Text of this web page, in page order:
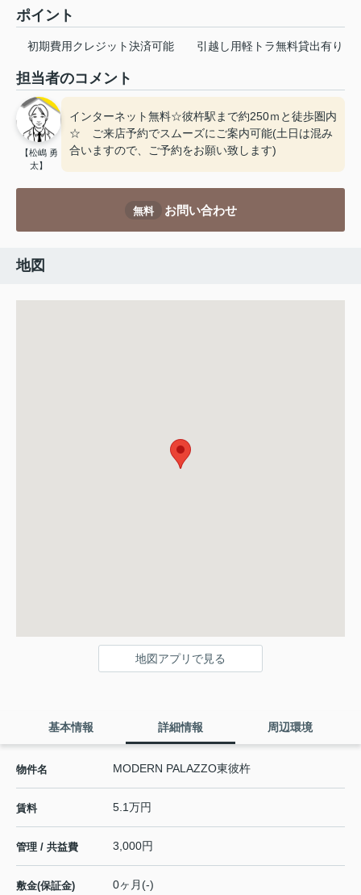
ポイント
初期費用クレジット決済可能 引越し用軽トラ無料貸出有り
担当者のコメント
【松嶋 勇
太】
インターネット無料☆彼杵駅まで約250ｍと徒歩圏内
☆ ご来店予約でスムーズにご案内可能(土日は混み
合いますので、ご予約をお願い致します)
無料 お問い合わせ
地図
地図アプリで見る
基本情報 詳細情報 周辺環境
物件名 MODERN PALAZZO東彼杵
賃料 5.1万円
管理 / 共益費 3,000円
敷金(保証金) 0ヶ月(-)